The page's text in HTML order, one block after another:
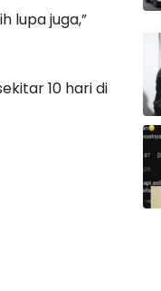
lupa juga,”
10 hari di